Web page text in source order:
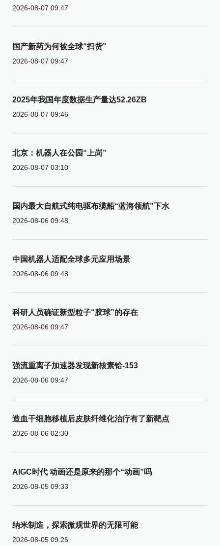
2026-08-07 09:47
国产新药为何被全球“扫货”
2026-08-07 09:47
2025年我国年度数据生产量达52.26ZB
2026-08-07 09:46
北京：机器人在公园“上岗”
2026-08-07 03:10
国内最大自航式纯电驱布缆船“蓝海领航”下水
2026-08-06 09:48
中国机器人适配全球多元应用场景
2026-08-06 09:48
科研人员确证新型粒子“胶球”的存在
2026-08-06 09:47
强流重离子加速器发现新核素铪-153
2026-08-06 09:47
造血干细胞移植后皮肤纤维化治疗有了新靶点
2026-08-06 02:30
AIGC时代 动画还是原来的那个“动画”吗
2026-08-05 09:33
纳米制造，探索微观世界的无限可能
2026-08-05 09:26